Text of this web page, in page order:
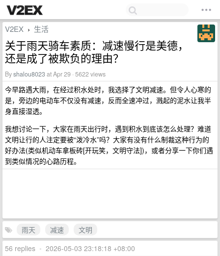
V2EX › 生活
关于雨天骑车素质：减速慢行是美德，
还是成了被欺负的理由？
Byshalou8023at Apr 29 · 5622 views
今早路遇大雨，在经过积水处时，我选择了文明减速。但令人心寒的
是，旁边的电动车不仅没有减速，反而全速冲过，溅起的泥水让我半
身直接湿透。
我想讨论一下，大家在雨天出行时，遇到积水到底该怎么处理？难道
文明让行的人注定要被“泼冷水”吗？大家有没有什么制裁这种行为的
好办法(类似机动车拿板砖[开玩笑，文明守法])，或者分享一下你们遇
到类似情况的心路历程。
雨天 减速
文明
56 replies • 2026-05-03 23:18:18 +08:00